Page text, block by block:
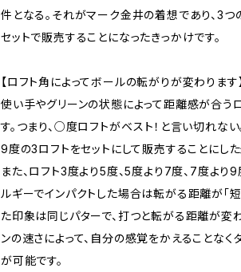
件となる。それがマーク金井の着想であり、3つ
セットで販売することになったきっかけです。
【ロフト角によってボールの転がりが変わります】
使い手やグリーンの状態によって距離感が合う
す。つまり、○度ロフトがベスト！と言い切れない
9度の3ロフトをセットにして販売することにし
また、ロフト3度より5度、5度より7度、7度より
ルギーでインパクトした場合は転がる距離が「短
た印象は同じパターで、打つと転がる距離が変
ンの速さによって、自分の感覚をかえることなく
が可能です。